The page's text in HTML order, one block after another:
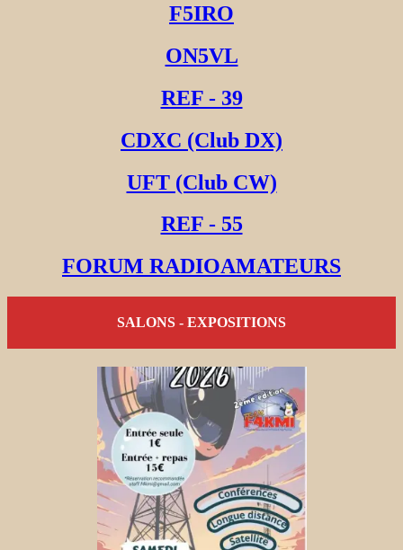
F5IRO
ON5VL
REF - 39
CDXC (Club DX)
UFT (Club CW)
REF - 55
FORUM RADIOAMATEURS
SALONS - EXPOSITIONS